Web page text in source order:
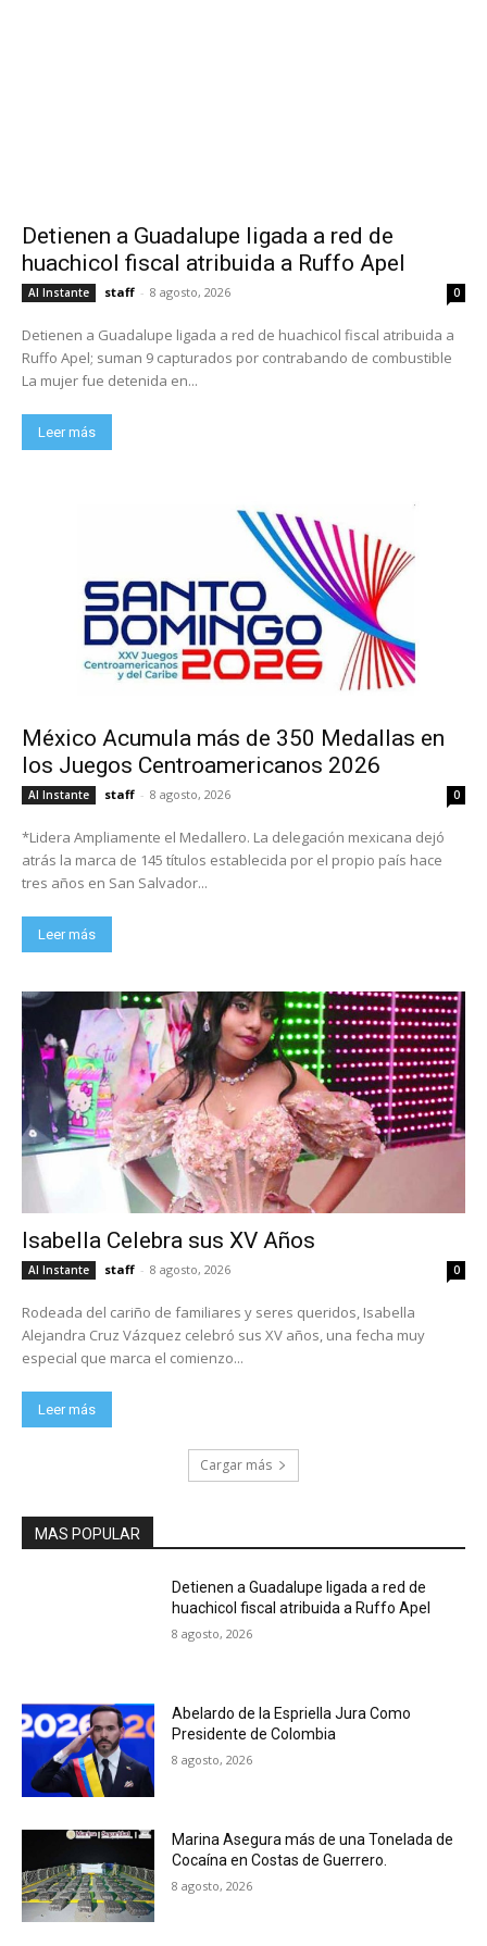
Detienen a Guadalupe ligada a red de
huachicol fiscal atribuida a Ruffo Apel
Al Instante staff - 8 agosto, 2026 0
Detienen a Guadalupe ligada a red de huachicol fiscal atribuida a
Ruffo Apel; suman 9 capturados por contrabando de combustible
La mujer fue detenida en...
Leer más
México Acumula más de 350 Medallas en
los Juegos Centroamericanos 2026
Al Instante staff - 8 agosto, 2026 0
*Lidera Ampliamente el Medallero. La delegación mexicana dejó
atrás la marca de 145 títulos establecida por el propio país hace
tres años en San Salvador...
Leer más
Isabella Celebra sus XV Años
Al Instante staff - 8 agosto, 2026 0
Rodeada del cariño de familiares y seres queridos, Isabella
Alejandra Cruz Vázquez celebró sus XV años, una fecha muy
especial que marca el comienzo...
Leer más
Cargar más
MAS POPULAR
Detienen a Guadalupe ligada a red de
huachicol fiscal atribuida a Ruffo Apel
8 agosto, 2026
Abelardo de la Espriella Jura Como
Presidente de Colombia
8 agosto, 2026
Marina Asegura más de una Tonelada de
Cocaína en Costas de Guerrero.
8 agosto, 2026